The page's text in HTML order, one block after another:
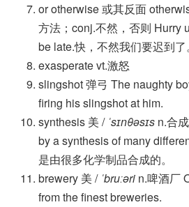
or otherwise 或其反面
方法；conj.不然，否则 Hurry
be late.快，不然我们要迟到了。
exasperate vt.激怒
slingshot 弹弓 The naughty
firing his slingshot at him.
synthesis 美 / ˈsɪnθəsɪs n.合
by a synthesis of many
是由很多化学制品合成的。
brewery 美 / ˈbruːəri n.啤酒厂
from the finest breweries.